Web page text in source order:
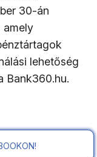
30-án
amely
lehetőség
Bank360.hu.